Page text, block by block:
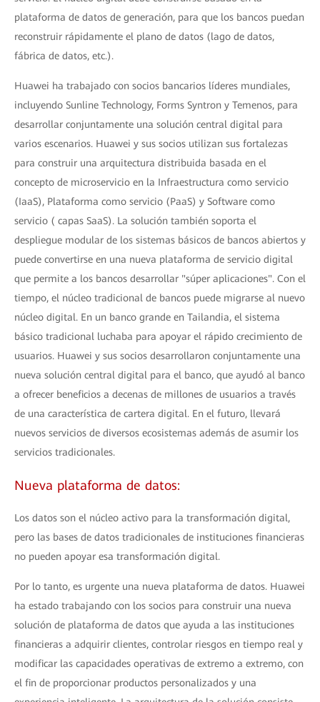
plataforma de datos de generación, para que los bancos puedan
reconstruir rápidamente el plano de datos (lago de datos,
fábrica de datos, etc.).
Huawei ha trabajado con socios bancarios líderes mundiales,
incluyendo Sunline Technology, Forms Syntron y Temenos, para
desarrollar conjuntamente una solución central digital para
varios escenarios. Huawei y sus socios utilizan sus fortalezas
para construir una arquitectura distribuida basada en el
concepto de microservicio en la Infraestructura como servicio
(IaaS), Plataforma como servicio (PaaS) y Software como
servicio ( capas SaaS). La solución también soporta el
despliegue modular de los sistemas básicos de bancos abiertos y
puede convertirse en una nueva plataforma de servicio digital
que permite a los bancos desarrollar "súper aplicaciones". Con el
tiempo, el núcleo tradicional de bancos puede migrarse al nuevo
núcleo digital. En un banco grande en Tailandia, el sistema
básico tradicional luchaba para apoyar el rápido crecimiento de
usuarios. Huawei y sus socios desarrollaron conjuntamente una
nueva solución central digital para el banco, que ayudó al banco
a ofrecer beneficios a decenas de millones de usuarios a través
de una característica de cartera digital. En el futuro, llevará
nuevos servicios de diversos ecosistemas además de asumir los
servicios tradicionales.
Nueva plataforma de datos:
Los datos son el núcleo activo para la transformación digital,
pero las bases de datos tradicionales de instituciones financieras
no pueden apoyar esa transformación digital.
Por lo tanto, es urgente una nueva plataforma de datos. Huawei
ha estado trabajando con los socios para construir una nueva
solución de plataforma de datos que ayuda a las instituciones
financieras a adquirir clientes, controlar riesgos en tiempo real y
modificar las capacidades operativas de extremo a extremo, con
el fin de proporcionar productos personalizados y una